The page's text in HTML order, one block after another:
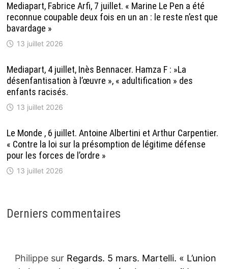
Mediapart, Fabrice Arfi, 7 juillet. « Marine Le Pen a été
reconnue coupable deux fois en un an : le reste n’est que
bavardage »
13 juillet 2026
Mediapart, 4 juillet, Inès Bennacer. Hamza F : »La
désenfantisation à l’œuvre », « adultification » des
enfants racisés.
13 juillet 2026
Le Monde , 6 juillet. Antoine Albertini et Arthur Carpentier.
« Contre la loi sur la présomption de légitime défense
pour les forces de l’ordre »
13 juillet 2026
Derniers commentaires
Philippesur Regards. 5 mars. Martelli. « L’union